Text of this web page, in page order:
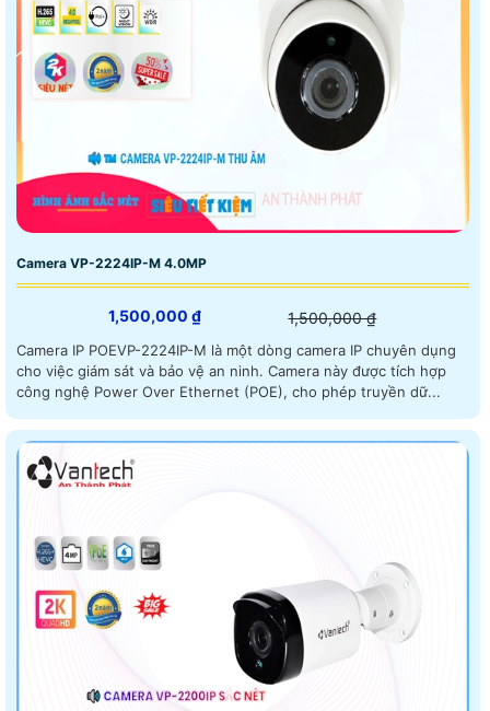
Camera VP-2224IP-M 4.0MP
1,500,000 ₫ 1,500,000 ₫
Camera IP POEVP-2224IP-M là một dòng camera IP chuyên dụng
cho việc giám sát và bảo vệ an ninh. Camera này được tích hợp
công nghệ Power Over Ethernet (POE), cho phép truyền dữ...